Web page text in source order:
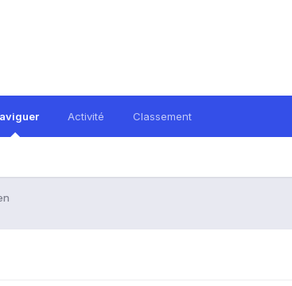
Activité Classement